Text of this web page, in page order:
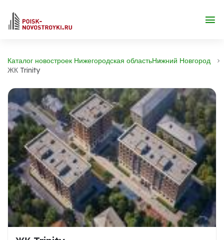
Каталог новостроек Нижегородская областьНижний Новгород
ЖК Trinity